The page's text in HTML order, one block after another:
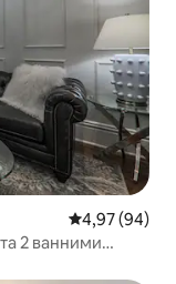
Середня
4,97 (94)
2 ванними